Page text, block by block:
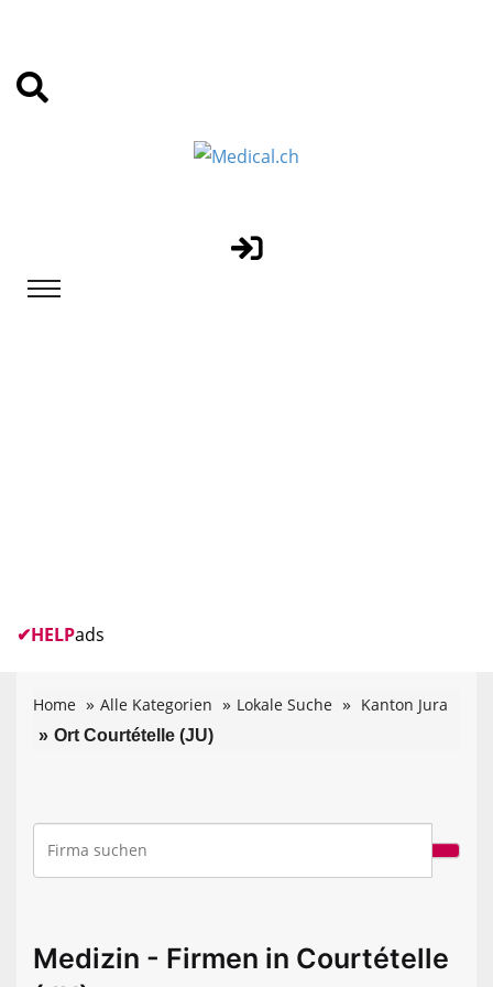
✔HELPads
Home Alle Kategorien Lokale Suche Kanton Jura
Ort Courtételle (JU)
Medizin - Firmen in Courtételle